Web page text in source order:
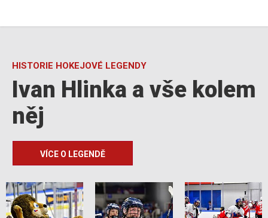
HISTORIE HOKEJOVÉ LEGENDY
Ivan Hlinka a vše kolem
něj
VÍCE O LEGENDĚ